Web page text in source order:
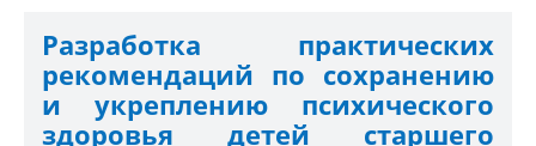
Разработка практических
рекомендаций по сохранению
и укреплению психического
здоровья детей старшего